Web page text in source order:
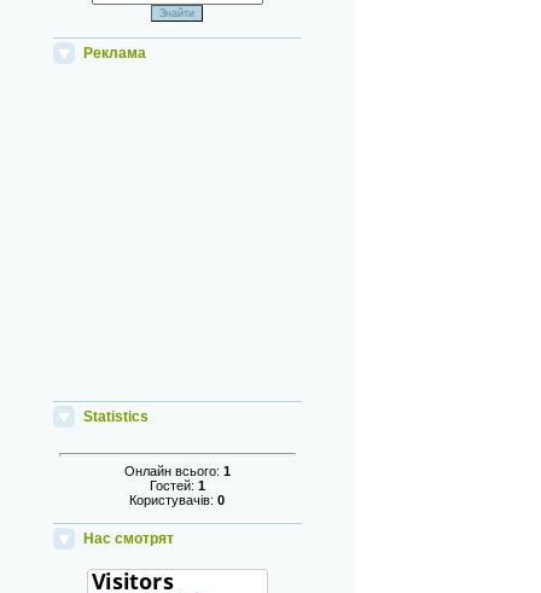
Реклама
Statistics
Онлайн всього: 1
Гостей: 1
Користувачів:0
Нас смотрят